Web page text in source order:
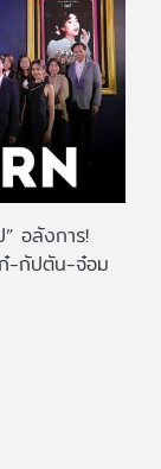
อลังการ!
ก๋-กัปตัน-จ๋อม